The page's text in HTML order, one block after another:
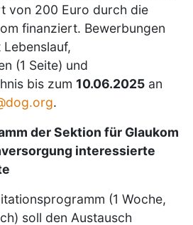
von 200 Euro durch die
finanziert. Bewerbungen
(1 Seite) und
bis zum 10.06.2025 an
.
der Sektion für Glaukom
interessierte
(1 Woche,
soll den Austausch